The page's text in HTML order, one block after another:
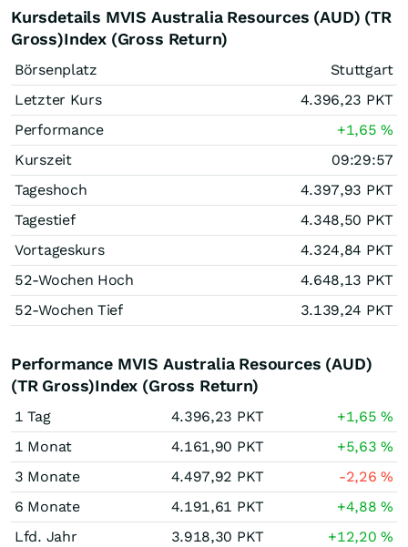
Kursdetails MVIS Australia Resources (AUD) (TR
Gross)Index (Gross Return)
Börsenplatz
Stuttgart
Letzter Kurs
4.396,23 PKT
Performance
+1,65%
Kurszeit
09:29:57
Tageshoch
4.397,93 PKT
Tagestief
4.348,50 PKT
Vortageskurs
4.324,84 PKT
52-Wochen Hoch
4.648,13 PKT
52-Wochen Tief
3.139,24 PKT
Performance MVIS Australia Resources (AUD)
(TR Gross)Index (Gross Return)
1 Tag 4.396,23 PKT +1,65%
1 Monat
4.161,90 PKT +5,63%
3 Monate
4.497,92 PKT -2,26%
6 Monate
4.191,61 PKT +4,88%
Lfd. Jahr
3.918,30 PKT +12,20%